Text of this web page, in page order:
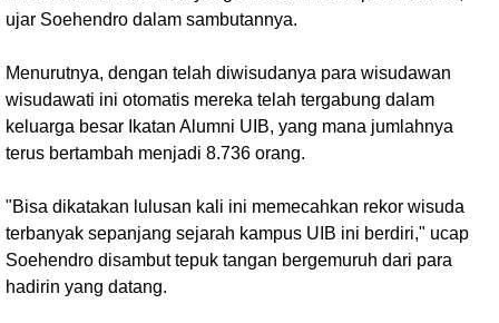
ujar Soehendro dalam sambutannya.
Menurutnya, dengan telah diwisudanya para wisudawan
wisudawati ini otomatis mereka telah tergabung dalam
keluarga besar Ikatan Alumni UIB, yang mana jumlahnya
terus bertambah menjadi 8.736 orang.
"Bisa dikatakan lulusan kali ini memecahkan rekor wisuda
terbanyak sepanjang sejarah kampus UIB ini berdiri," ucap
Soehendro disambut tepuk tangan bergemuruh dari para
hadirin yang datang.